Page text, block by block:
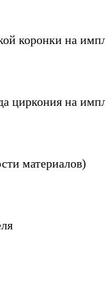
коронки на
циркония на
материалов)